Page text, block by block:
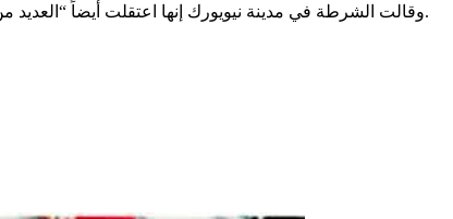
وقالت الشرطة في مدينة نيويورك إنها اعتقلت أيضاً “العديد من الأشخاص” في الاحتجاجات المناهضة لـ”قانون مكافحة الإرهاب”، والذين قاموا بإغلاق الطرق بالسيارات والشاحنات في محيط المباني الفيدرالية.